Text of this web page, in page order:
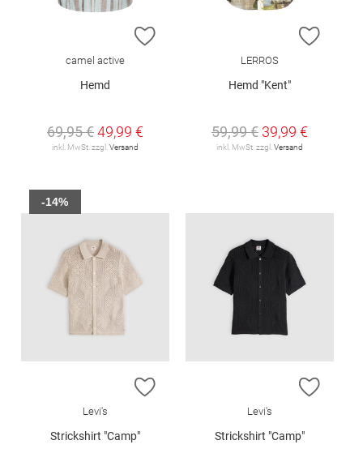
ZUR WUNSCHLISTE HINZUFÜGEN
camel active
Hemd
69,95 €49,99 €
inkl. MwSt. zzgl. Versand
ZUR
LERROS
Hemd "Kent"
59,99 € 39,99 €
inkl. MwSt. zzgl. Versand
ZUR WUNSCHLISTE HINZUFÜGEN
Levi's
Strickshirt "Camp"
-14%
ZUR
Levi's
Strickshirt "Camp"